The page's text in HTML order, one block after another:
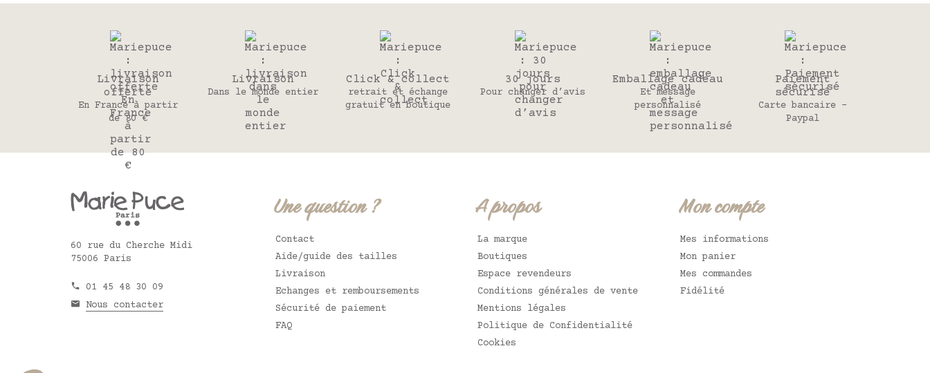
Livraison
offerte
En France à partir
de 80 €
Livraison
Dans le monde entier
Click & collect
retrait et échange
gratuit en boutique
30 jours
Pour changer d’avis
Emballage cadeau
Et message
personnalisé
Paiement
sécurisé
Carte bancaire -
Paypal
60 rue du Cherche Midi
75006 Paris
01 45 48 30 09
Nous contacter
Une question ?
Contact
Aide/guide des tailles
Livraison
Echanges et remboursements
Sécurité de paiement
FAQ
A propos
La marque
Boutiques
Espace revendeurs
Conditions générales de vente
Mentions légales
Politique de Confidentialité
Cookies
Mon compte
Mes informations
Mon panier
Mes commandes
Fidélité